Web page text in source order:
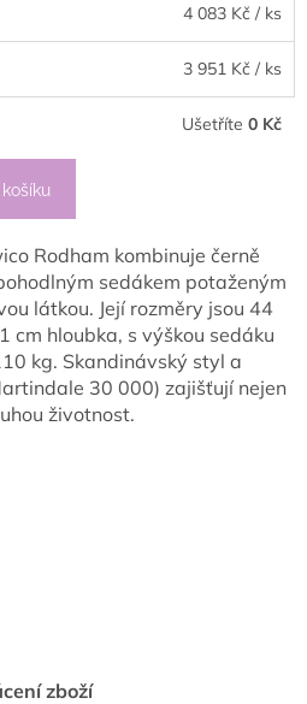
4 083 Kč / ks
3 951 Kč / ks
Ušetříte 0 Kč
Rodham kombinuje černě
sedákem potaženým
látkou. Její rozměry jsou 44
cm hloubka, s výškou sedáku
kg. Skandinávský styl a
30 000) zajišťují nejen
životnost.
zboží